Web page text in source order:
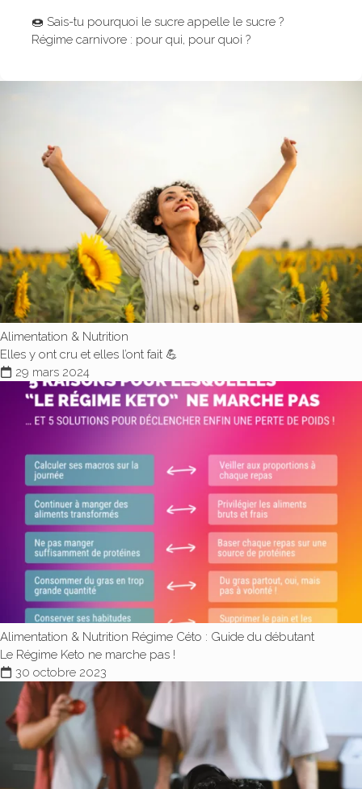
🍩 Sais-tu pourquoi le sucre appelle le sucre ?
Régime carnivore : pour qui, pour quoi ?
Alimentation & Nutrition
Elles y ont cru et elles l’ont fait 💪
29 mars 2024
Alimentation & Nutrition Régime Céto : Guide du débutant
Le Régime Keto ne marche pas !
30 octobre 2023